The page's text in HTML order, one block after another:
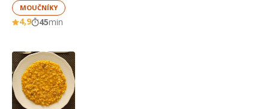
MOUČNÍKY
4,9 45min